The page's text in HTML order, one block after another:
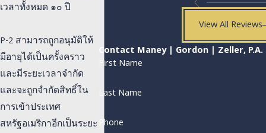
เวลาทั้งหมด ๑๐ ปี
P-2 สามารถถูกอนุมัติให้
มีอายุได้เป็นครั้งคราว
และมีระยะเวลาจำกัด
และจะถูกจำกัดสิทธิ์ใน
การเข้าประเทศ
สหรัฐอเมริกาอีกเป็นระยะ
View All Reviews
Contact Maney | Gordon | Zeller,
First Name
Last Name
Phone